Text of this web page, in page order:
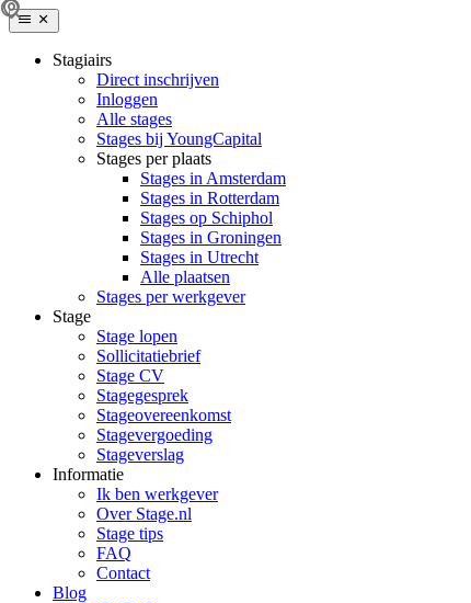
Stagiairs
Direct inschrijven
Inloggen
Alle stages
Stages bij YoungCapital
Stages per plaats
Stages in Amsterdam
Stages in Rotterdam
Stages op Schiphol
Stages in Groningen
Stages in Utrecht
Alle plaatsen
Stages per werkgever
Stage
Stage lopen
Sollicitatiebrief
Stage CV
Stagegesprek
Stageovereenkomst
Stagevergoeding
Stageverslag
Informatie
Ik ben werkgever
Over Stage.nl
Stage tips
FAQ
Contact
Blog